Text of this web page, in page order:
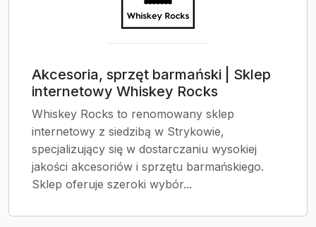
Akcesoria, sprzęt barmański | Sklep
internetowy Whiskey Rocks
Whiskey Rocks to renomowany sklep
internetowy z siedzibą w Strykowie,
specjalizujący się w dostarczaniu wysokiej
jakości akcesoriów i sprzętu barmańskiego.
Sklep oferuje szeroki wybór...